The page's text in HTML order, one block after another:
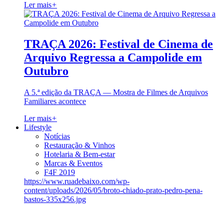
Ler mais+
TRAÇA 2026: Festival de Cinema de
Arquivo Regressa a Campolide em
Outubro
A 5.ª edição da TRAÇA — Mostra de Filmes de Arquivos
Familiares acontece
Ler mais+
Lifestyle
Notícias
Restauração & Vinhos
Hotelaria & Bem-estar
Marcas & Eventos
F4F 2019
https://www.ruadebaixo.com/wp-
content/uploads/2026/05/broto-chiado-prato-pedro-pena-
bastos-335x256.jpg